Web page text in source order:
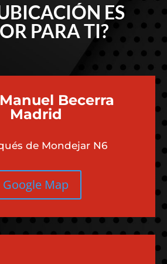
ES
PARA TI?
Becerra
Madrid
de Mondejar N6
Google Map